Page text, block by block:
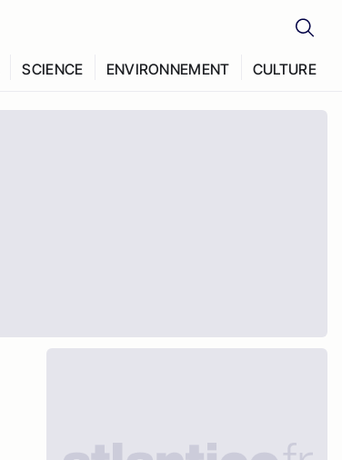
SCIENCE ENVIRONNEMENT CULTURE